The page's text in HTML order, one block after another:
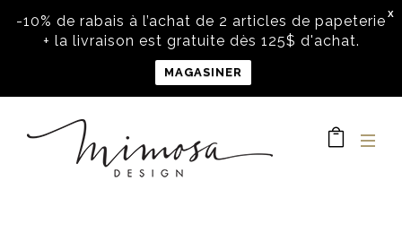
X
-10% de rabais à l’achat de 2 articles de papeterie
+ la livraison est gratuite dès 125$ d'achat.
MAGASINER